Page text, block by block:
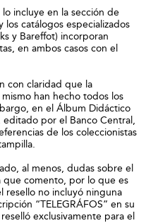
incluye en la sección de
catálogos especializados
y Bareffot) incorporan
en ambos casos con el
con claridad que la
han hecho todos los
en el Álbum Didáctico
editado por el Banco Central,
de los coleccionistas
al menos, dudas sobre el
que comento, por lo que es
resello no incluyó ninguna
“TELEGRÁFOS” en su
exclusivamente para el